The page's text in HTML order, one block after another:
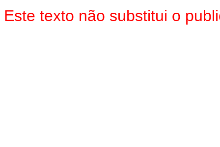
Este texto não substitui o